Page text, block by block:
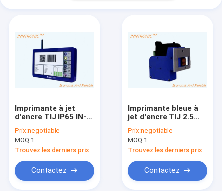
Imprimante à jet
d'encre TIJ IP65 IN-
EAN8 EAN13 Smart
Jet Imprimante à jet
d'encre TIJ portative
30 m/min
Prix:negotiable
MOQ:1
Trouvez les derniers prix
Contactez
Imprimante bleue à
jet d'encre TIJ 2.5
résolution thermique
industrielle
USB/RS232 Nanojet II
pour imprimer sur
carton
Prix:negotiable
MOQ:1
Trouvez les derniers prix
Contactez